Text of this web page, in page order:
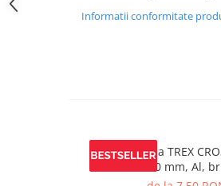
Informatii conformitate
Maner mobila TREX
mm, L= 1200 mm, Al,